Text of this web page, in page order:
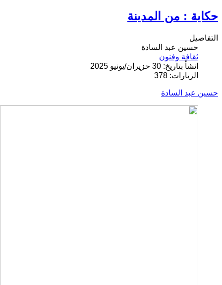
حكاية : من المدينة
التفاصيل
حسين عبد السادة
ثقافة وفنون
انشأ بتاريخ: 30 حزيران/يونيو 2025
الزيارات: 378
حسين عبد السادة